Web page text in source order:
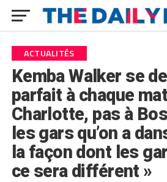
ACTUALITÉS
Kemba Walker se
parfait à chaque
Charlotte, pas à
les gars qu’on a
la façon dont les
ce sera différent »